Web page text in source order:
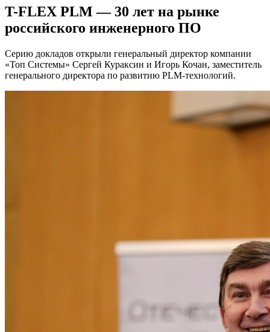
T-FLEX PLM — 30 лет на рынке
российского инженерного ПО
Серию докладов открыли генеральный директор компании
«Топ Системы» Сергей Кураксин и Игорь Кочан, заместитель
генерального директора по развитию PLM-технологий.